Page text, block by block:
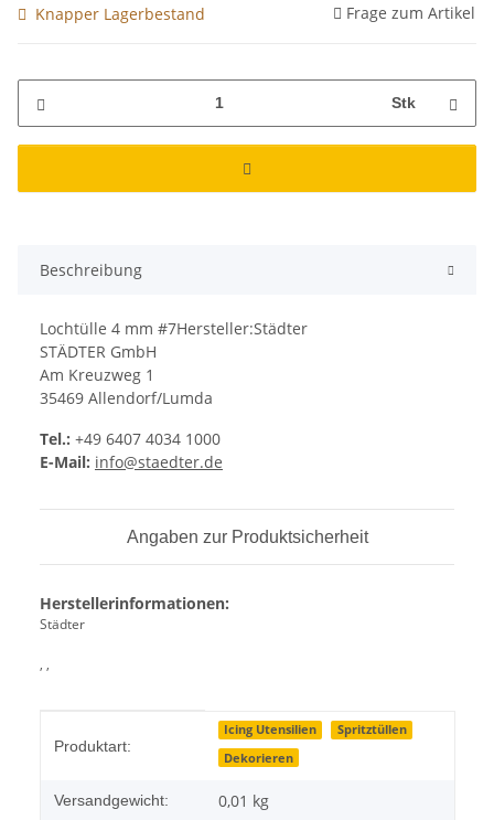
Knapper Lagerbestand Frage zum Artikel
Stk
Beschreibung
Lochtülle 4 mm #7Hersteller:Städter
STÄDTER GmbH
Am Kreuzweg 1
35469 Allendorf/Lumda
Tel.: +49 6407 4034 1000
E-Mail: info@staedter.de
Angaben zur Produktsicherheit
Herstellerinformationen:
Städter
, ,
Produktart:
Icing Utensilien
Spritztüllen
Dekorieren
Versandgewicht: 0,01 kg